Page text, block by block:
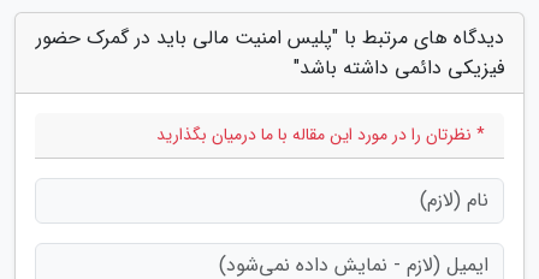
دیدگاه های مرتبط با "پلیس امنیت مالی باید در گمرک حضور
فیزیکی دائمی داشته باشد"
* نظرتان را در مورد این مقاله با ما درمیان بگذارید